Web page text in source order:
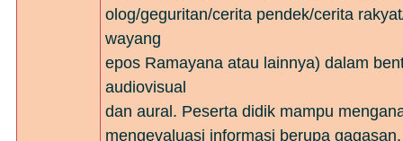
olog/geguritan/cerita pendek/cerita
wayang
epos Ramayana atau lainnya) dalam
audiovisual
dan aural. Peserta didik mampu
mengevaluasi informasi berupa